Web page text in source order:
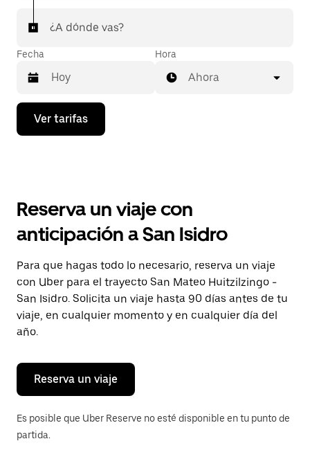
¿A dónde vas?
Fecha
Presiona
flecha
el
y
selecciona
una
fecha.
Presiona
la
tecla Esc
para
cerrar
calendario.
Hora
Ahora
Ver tarifas
Reserva un viaje con
anticipación a San Isidro
Para que hagas todo lo necesario, reserva un viaje
con Uber para el trayecto San Mateo Huitzilzingo -
San Isidro. Solicita un viaje hasta 90 días antes de tu
viaje, en cualquier momento y en cualquier día del
año.
Reserva un viaje
Es posible que Uber Reserve no esté disponible en tu punto de
partida.